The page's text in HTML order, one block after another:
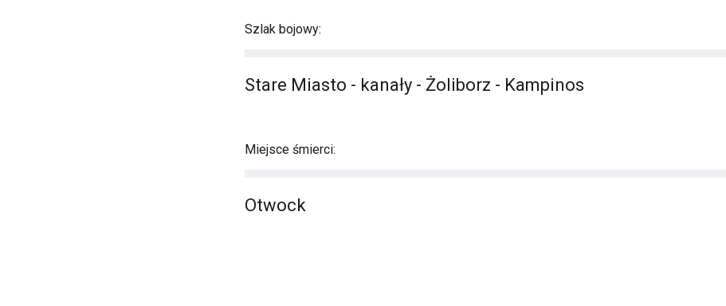
Szlak bojowy:
Stare Miasto - kanały - Żoliborz - Kampinos
Miejsce śmierci:
Otwock